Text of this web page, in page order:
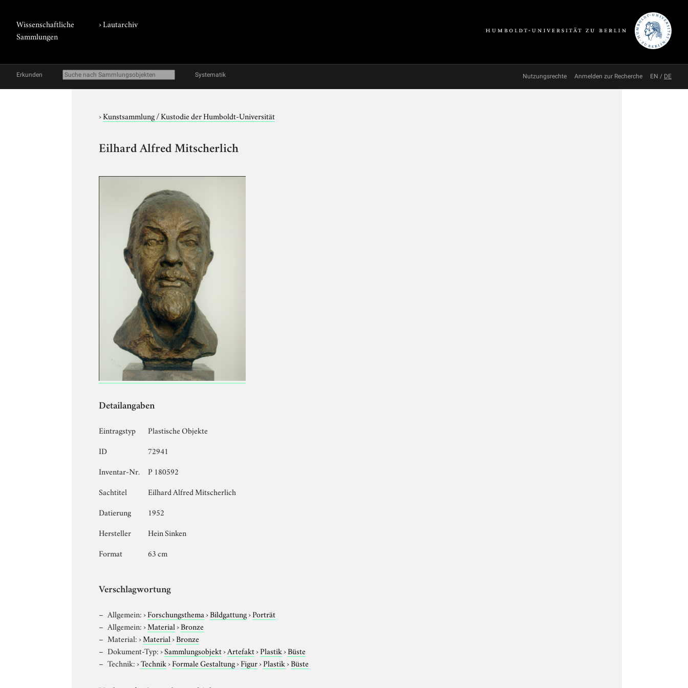
Wissenschaftliche
Sammlungen
›Lautarchiv
Erkunden Systematik Nutzungsrechte Anmelden zur Recherche EN / DE
›Kunstsammlung / Kustodie der Humboldt-Universität
Eilhard Alfred Mitscherlich
Detailangaben
Eintragstyp
Plastische Objekte
ID
72941
Inventar-Nr.
P 180592
Sachtitel
Eilhard Alfred Mitscherlich
Datierung
1952
Hersteller
Hein Sinken
Format
63 cm
Verschlagwortung
Allgemein:›Forschungsthema›Bildgattung›Porträt
Allgemein:›Material›Bronze
Material:›Material›Bronze
Dokument-Typ:›Sammlungsobjekt›Artefakt›Plastik›Büste
Technik:›Technik›Formale Gestaltung›Figur›Plastik›Büste